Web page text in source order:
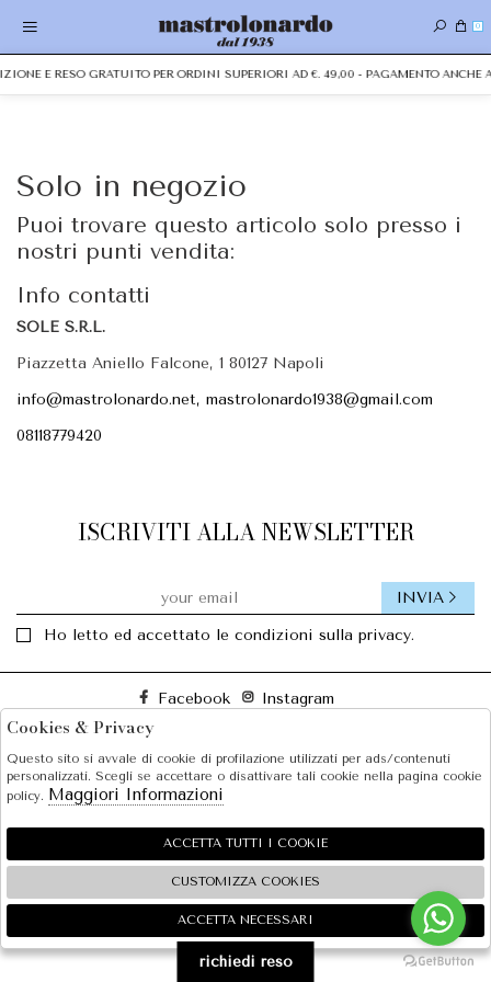
0
E RESO GRATUITO PER ORDINI SUPERIORI AD €. 49,00 - PAGAMENTO ANCHE
Solo in negozio
Puoi trovare questo articolo solo presso i
nostri punti vendita:
Info contatti
SOLE S.R.L.
Piazzetta Aniello Falcone, 1 80127 Napoli
info@mastrolonardo.net, mastrolonardo1938@gmail.com
08118779420
ISCRIVITI ALLA NEWSLETTER
Ho letto ed accettato le condizioni sulla privacy.
INVIA
Facebook Instagram
SOLE S.R.L.
SHOPPING
EXTRA
2026 SOLE S.R.L. - P.iva : 07456781215 Powered byAteliersocietàgruppo Zucchetti
🍪
richiedi reso
Cookies & Privacy
Questo sito si avvale di cookie di profilazione utilizzati per ads/contenuti
personalizzati. Scegli se accettare o disattivare tali cookie nella pagina cookie
policy. Maggiori Informazioni
ACCETTA TUTTI I COOKIE
CUSTOMIZZA COOKIES
ACCETTA NECESSARI